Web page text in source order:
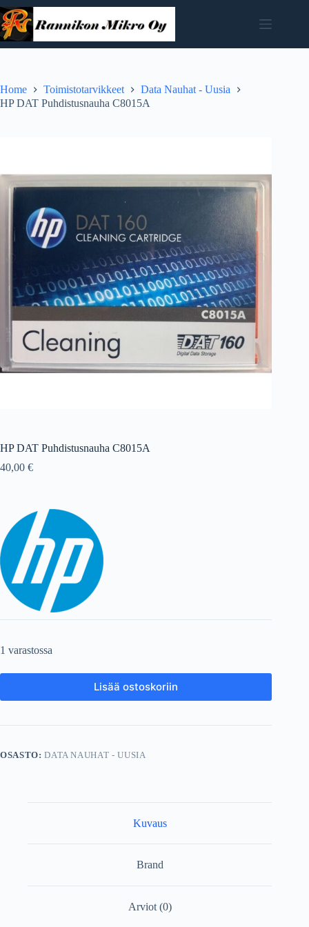
Skip
to
content
Home Toimistotarvikkeet
Data Nauhat - Uusia
HP DAT Puhdistusnauha C8015A
HP DAT Puhdistusnauha C8015A
40,00 €
1 varastossa
Lisää ostoskoriin
OSASTO:DATA NAUHAT - UUSIA
Kuvaus
Brand
Arviot (0)